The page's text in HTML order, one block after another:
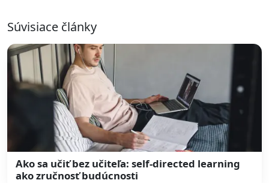
Súvisiace články
Ako sa učiť bez učiteľa: self-directed learning
ako zručnosť budúcnosti